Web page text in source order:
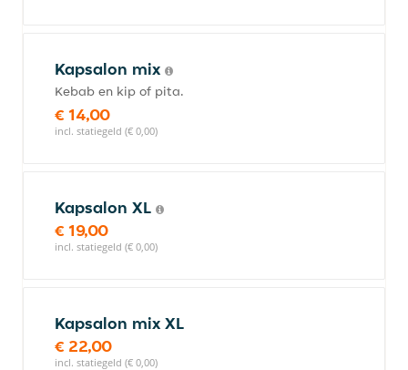
Kapsalon mix
Kebab en kip of pita.
€ 14,00
incl. statiegeld (€ 0,00)
Kapsalon XL
€ 19,00
incl. statiegeld (€ 0,00)
Kapsalon mix XL
€ 22,00
incl. statiegeld (€ 0,00)